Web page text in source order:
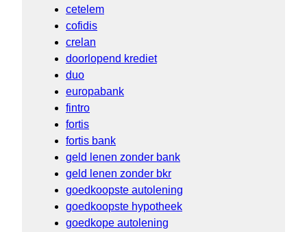
cetelem
cofidis
crelan
doorlopend krediet
duo
europabank
fintro
fortis
fortis bank
geld lenen zonder bank
geld lenen zonder bkr
goedkoopste autolening
goedkoopste hypotheek
goedkope autolening